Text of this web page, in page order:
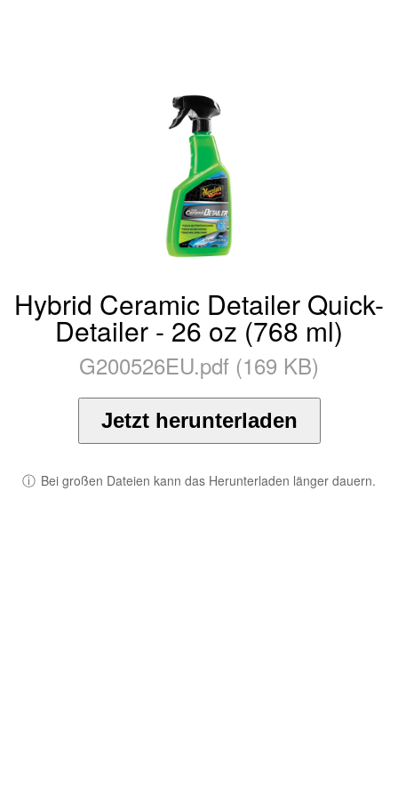
Hybrid Ceramic Detailer Quick-
Detailer - 26 oz (768 ml)
G200526EU.pdf (169 KB)
Jetzt herunterladen
ⓘ Bei großen Dateien kann das Herunterladen länger dauern.